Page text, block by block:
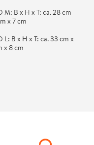
M: B x H x T: ca. 28 cm
x 7 cm
L: B x H x T: ca. 33 cm x
x 8 cm
verfügbar.)
zurzeit nicht verfügbar.)
Option ist zurzeit nicht